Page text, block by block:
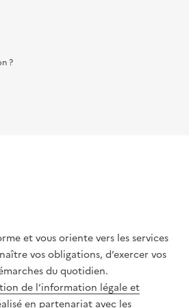
?
et vous oriente vers les services
vos obligations, d’exercer vos
du quotidien.
de l’information légale et
en partenariat avec les